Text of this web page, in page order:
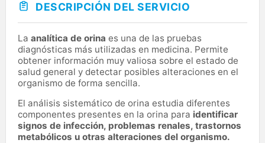
DESCRIPCIÓN DEL SERVICIO
La analítica de orina es una de las pruebas
diagnósticas más utilizadas en medicina. Permite
obtener información muy valiosa sobre el estado de
salud general y detectar posibles alteraciones en el
organismo de forma sencilla.
El análisis sistemático de orina estudia diferentes
componentes presentes en la orina para identificar
signos de infección, problemas renales, trastornos
metabólicos u otras alteraciones del organismo.